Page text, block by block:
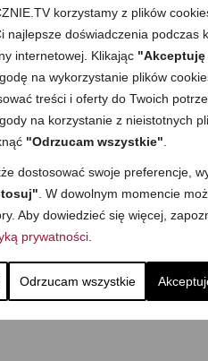
korzystamy z plików
najlepsze doświadczenia podczas
internetowej. Klikając
na wykorzystanie plików
treści i oferty do Twoich
na korzystanie z nieistotnych
"Odrzucam wszystkie"
dostosować swoje preferencje,
. W dowolnym momencie
Aby dowiedzieć się więcej,
prywatności
Odrzucam wszystkie
i pyszna
równolegle np. w trakcie